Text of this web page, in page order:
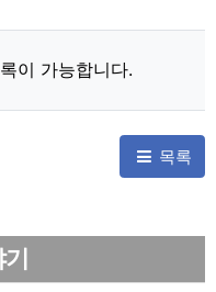
이 가능합니다.
목록